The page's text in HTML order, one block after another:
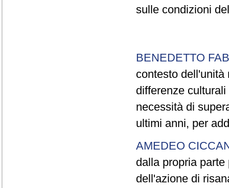
sulle condizioni
BENEDETTO
contesto dell'unità
differenze
necessità di
ultimi anni, per
AMEDEO
dalla propria
dell'azione di